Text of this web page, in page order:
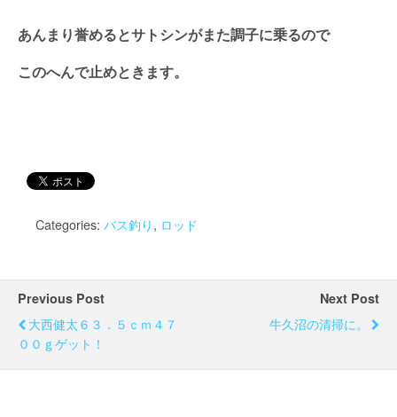
あんまり誉めるとサトシンがまた調子に乗るので
このへんで止めときます。
Categories: バス釣り, ロッド
Previous Post
大西健太６３．５ｃｍ４７
００ｇゲット！
Next Post
牛久沼の清掃に。